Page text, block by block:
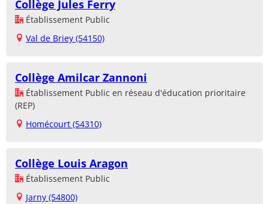
Collège Jules Ferry
Établissement Public
Val de Briey (54150)
Collège Amilcar Zannoni
Établissement Public en réseau d'éducation prioritaire
(REP)
Homécourt (54310)
Collège Louis Aragon
Établissement Public
Jarny (54800)